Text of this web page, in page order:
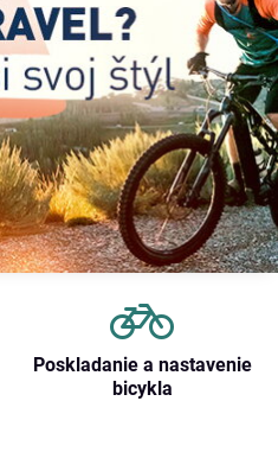
Poskladanie a nastavenie
bicykla